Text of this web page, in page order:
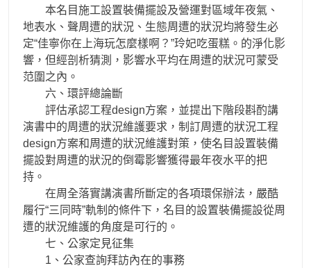
本名目施工設置裝備擺設及營運對區域年夜氣、
地表水、聲周遭的狀況、生態周遭的狀況均將發生必
定“佳寧你在上海玩怎麼樣啊？”玲妃吃蛋糕。的淨化影
響，但經剖析猜測，影響水平均在周遭的狀況可蒙受
范圍之內。
六、環評總論斷
評估承認工程design方案，並提出下階段斟酌講
演書中的周遭的狀況維護要求，制訂周遭的狀況工程
design方案和周遭的狀況維護對策，使名目設置裝備
擺設對周遭的狀況的倒霉影響獲得最年夜水平的把
持。
在周全落實講演書所斷定的各項環保辦法，嚴酷
履行“三同時”軌制的條件下，名目的設置裝備擺設從周
遭的狀況維護的角度是可行的。
七、公家定見征集
1、公家查詢拜訪內在的事務